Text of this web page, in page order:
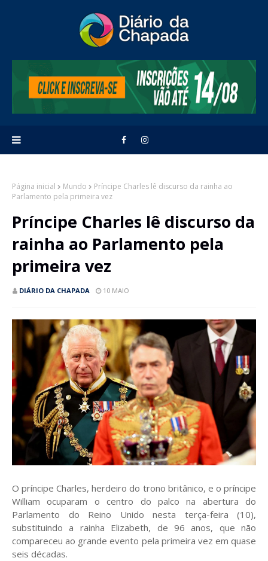
Página inicial Mundo
Príncipe Charles lê discurso da rainha ao
Parlamento pela primeira vez
Príncipe Charles lê discurso da
rainha ao Parlamento pela
primeira vez
DIÁRIO DA CHAPADA 10 MAIO
O príncipe Charles, herdeiro do trono britânico, e o príncipe
William ocuparam o centro do palco na abertura do
Parlamento do Reino Unido nesta terça-feira (10),
substituindo a rainha Elizabeth, de 96 anos, que não
compareceu ao grande evento pela primeira vez em quase
seis décadas.